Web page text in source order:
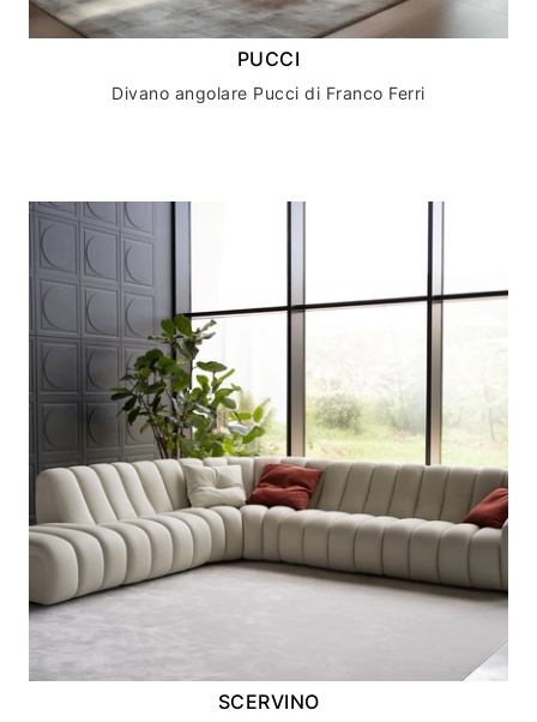
PUCCI
Divano angolare Pucci di Franco Ferri
SCERVINO